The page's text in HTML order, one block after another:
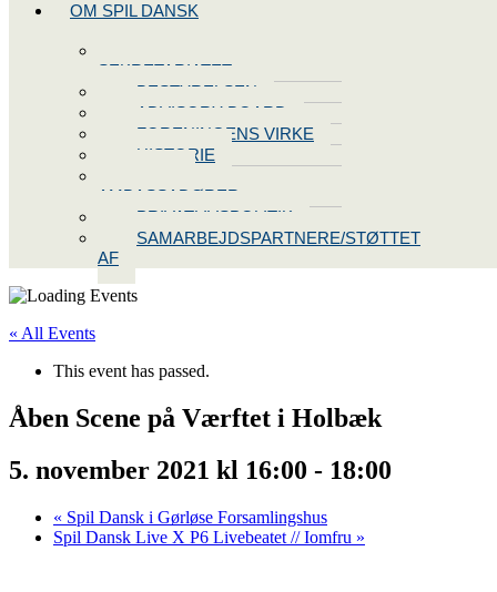
OM SPIL DANSK
SEKRETARIATET
BESTYRELSEN
ADVISORY BOARD
FORENINGENS VIRKE
HISTORIE
AMBASSADØRER
PRIVATLIVSPOLITIK
SAMARBEJDSPARTNERE/STØTTET
AF
« All Events
This event has passed.
Åben Scene på Værftet i Holbæk
5. november 2021 kl 16:00 - 18:00
« Spil Dansk i Gørløse Forsamlingshus
Spil Dansk Live X P6 Livebeatet // Iomfru »